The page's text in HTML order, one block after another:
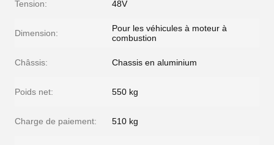
Tension: 48V
Dimension:
Pour les véhicules à moteur à
combustion
Châssis: Chassis en aluminium
Poids net: 550 kg
Charge de paiement: 510 kg